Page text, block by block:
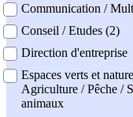
Communication /
Conseil / Etudes (2)
Direction d'entreprise
Espaces verts et
Agriculture / Pêche /
animaux